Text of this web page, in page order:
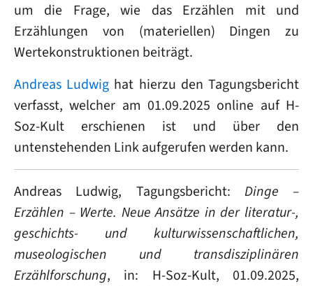
um die Frage, wie das Erzählen mit und
Erzählungen von (materiellen) Dingen zu
Wertekonstruktionen beiträgt.
Andreas Ludwig hat hierzu den Tagungsbericht
verfasst, welcher am 01.09.2025 online auf H-
Soz-Kult erschienen ist und über den
untenstehenden Link aufgerufen werden kann.
Andreas Ludwig, Tagungsbericht: Dinge –
Erzählen – Werte. Neue Ansätze in der literatur-,
geschichts- und kulturwissenschaftlichen,
museologischen und transdisziplinären
Erzählforschung, in: H-Soz-Kult, 01.09.2025,